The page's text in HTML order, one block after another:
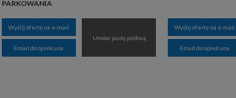
PARKOWANIA
Wyślij ofertę na e-mail
Email do opiekuna
Umów jazdę próbną
Wyślij ofertę na e-mail
Email do opiekuna